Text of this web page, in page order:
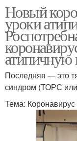
Новый
уроки
атипичную
Последняя — это
синдром (ТОРС
Тема: